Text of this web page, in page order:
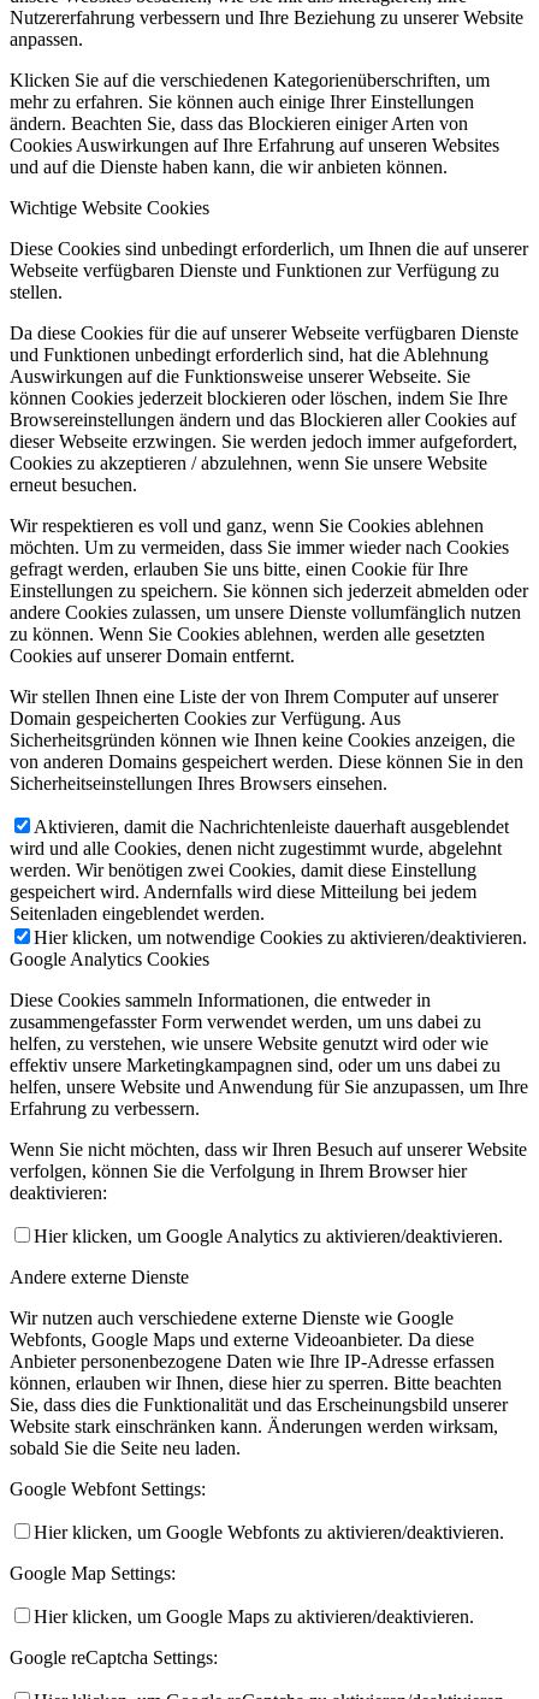
Nutzererfahrung verbessern und Ihre Beziehung zu unserer Website
anpassen.
Klicken Sie auf die verschiedenen Kategorienüberschriften, um
mehr zu erfahren. Sie können auch einige Ihrer Einstellungen
ändern. Beachten Sie, dass das Blockieren einiger Arten von
Cookies Auswirkungen auf Ihre Erfahrung auf unseren Websites
und auf die Dienste haben kann, die wir anbieten können.
Wichtige Website Cookies
Diese Cookies sind unbedingt erforderlich, um Ihnen die auf unserer
Webseite verfügbaren Dienste und Funktionen zur Verfügung zu
stellen.
Da diese Cookies für die auf unserer Webseite verfügbaren Dienste
und Funktionen unbedingt erforderlich sind, hat die Ablehnung
Auswirkungen auf die Funktionsweise unserer Webseite. Sie
können Cookies jederzeit blockieren oder löschen, indem Sie Ihre
Browsereinstellungen ändern und das Blockieren aller Cookies auf
dieser Webseite erzwingen. Sie werden jedoch immer aufgefordert,
Cookies zu akzeptieren / abzulehnen, wenn Sie unsere Website
erneut besuchen.
Wir respektieren es voll und ganz, wenn Sie Cookies ablehnen
möchten. Um zu vermeiden, dass Sie immer wieder nach Cookies
gefragt werden, erlauben Sie uns bitte, einen Cookie für Ihre
Einstellungen zu speichern. Sie können sich jederzeit abmelden oder
andere Cookies zulassen, um unsere Dienste vollumfänglich nutzen
zu können. Wenn Sie Cookies ablehnen, werden alle gesetzten
Cookies auf unserer Domain entfernt.
Wir stellen Ihnen eine Liste der von Ihrem Computer auf unserer
Domain gespeicherten Cookies zur Verfügung. Aus
Sicherheitsgründen können wie Ihnen keine Cookies anzeigen, die
von anderen Domains gespeichert werden. Diese können Sie in den
Sicherheitseinstellungen Ihres Browsers einsehen.
Aktivieren, damit die Nachrichtenleiste dauerhaft ausgeblendet
wird und alle Cookies, denen nicht zugestimmt wurde, abgelehnt
werden. Wir benötigen zwei Cookies, damit diese Einstellung
gespeichert wird. Andernfalls wird diese Mitteilung bei jedem
Seitenladen eingeblendet werden.
Hier klicken, um notwendige Cookies zu aktivieren/deaktivieren.
Google Analytics Cookies
Diese Cookies sammeln Informationen, die entweder in
zusammengefasster Form verwendet werden, um uns dabei zu
helfen, zu verstehen, wie unsere Website genutzt wird oder wie
effektiv unsere Marketingkampagnen sind, oder um uns dabei zu
helfen, unsere Website und Anwendung für Sie anzupassen, um Ihre
Erfahrung zu verbessern.
Wenn Sie nicht möchten, dass wir Ihren Besuch auf unserer Website
verfolgen, können Sie die Verfolgung in Ihrem Browser hier
deaktivieren:
Hier klicken, um Google Analytics zu aktivieren/deaktivieren.
Andere externe Dienste
Wir nutzen auch verschiedene externe Dienste wie Google
Webfonts, Google Maps und externe Videoanbieter. Da diese
Anbieter personenbezogene Daten wie Ihre IP-Adresse erfassen
können, erlauben wir Ihnen, diese hier zu sperren. Bitte beachten
Sie, dass dies die Funktionalität und das Erscheinungsbild unserer
Website stark einschränken kann. Änderungen werden wirksam,
sobald Sie die Seite neu laden.
Google Webfont Settings:
Hier klicken, um Google Webfonts zu aktivieren/deaktivieren.
Google Map Settings:
Hier klicken, um Google Maps zu aktivieren/deaktivieren.
Google reCaptcha Settings: